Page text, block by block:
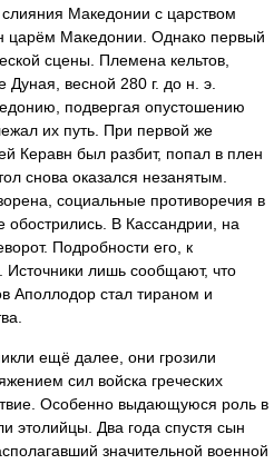
Македонии с царством
царём Македонии. Однако первый
сцены. Племена кельтов,
весной 280 г. до н. э.
подвергая опустошению
их путь. При первой же
Керавн был разбит, попал в плен
снова оказался незанятым.
социальные противоречия в
В Кассандрии, на
Подробности его, к
лишь сообщают, что
Аполлодор стал тираном и
ещё далее, они грозили
сил войска греческих
Особенно выдающуюся роль в
этолийцы. Два года спустя сын
значительной военной